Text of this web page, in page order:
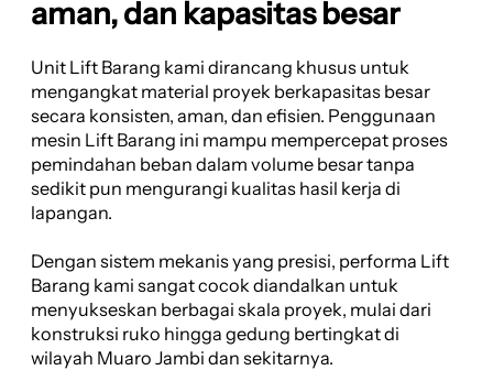
aman, dan kapasitas besar
Unit Lift Barang kami dirancang khusus untuk
mengangkat material proyek berkapasitas besar
secara konsisten, aman, dan efisien. Penggunaan
mesin Lift Barang ini mampu mempercepat proses
pemindahan beban dalam volume besar tanpa
sedikit pun mengurangi kualitas hasil kerja di
lapangan.
Dengan sistem mekanis yang presisi, performa Lift
Barang kami sangat cocok diandalkan untuk
menyukseskan berbagai skala proyek, mulai dari
konstruksi ruko hingga gedung bertingkat di
wilayah Muaro Jambi dan sekitarnya.